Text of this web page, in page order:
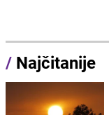
/ Najčitanije